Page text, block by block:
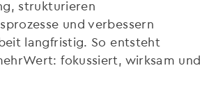
strukturieren
und verbessern
langfristig. So entsteht
fokussiert, wirksam und